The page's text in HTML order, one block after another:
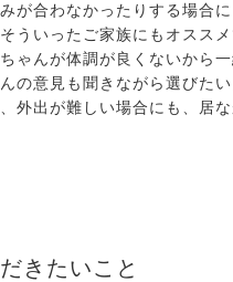
が合わなかったりする場合
ういったご家族にもオススメ
ゃんが体調が良くないから
の意見も聞きながら選びた
外出が難しい場合にも、居
きたいこと